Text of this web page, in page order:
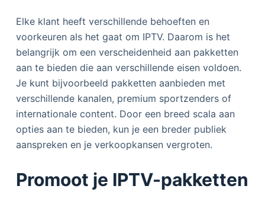
Elke klant heeft verschillende behoeften en
voorkeuren als het gaat om IPTV. Daarom is het
belangrijk om een verscheidenheid aan pakketten
aan te bieden die aan verschillende eisen voldoen.
Je kunt bijvoorbeeld pakketten aanbieden met
verschillende kanalen, premium sportzenders of
internationale content. Door een breed scala aan
opties aan te bieden, kun je een breder publiek
aanspreken en je verkoopkansen vergroten.
Promoot je IPTV-pakketten